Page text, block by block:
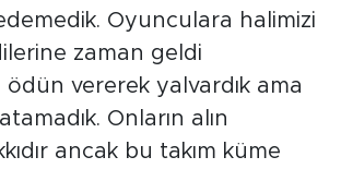
Oyunculara halimizi
zaman geldi
ödün vererek yalvardık ama
Onların alın
ancak bu takım küme